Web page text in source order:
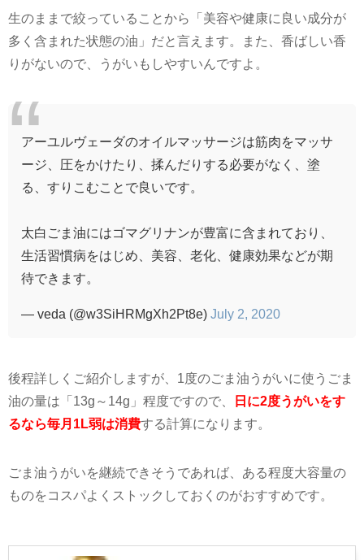
生のままで絞っていることから「美容や健康に良い成分が
多く含まれた状態の油」だと言えます。また、香ばしい香
りがないので、うがいもしやすいんですよ。
アーユルヴェーダのオイルマッサージは筋肉をマッサ
ージ、圧をかけたり、揉んだりする必要がなく、塗
る、すりこむことで良いです。
生活習慣病をはじめ、美容、老化、健康効果などが期
待できます。
油の量は「 13g～ 14g」程度ですので、 日に2度うがいをす
るなら毎月1L弱は消費 する計算になります。
ものをコスパよくストックしておくのがおすすめです。